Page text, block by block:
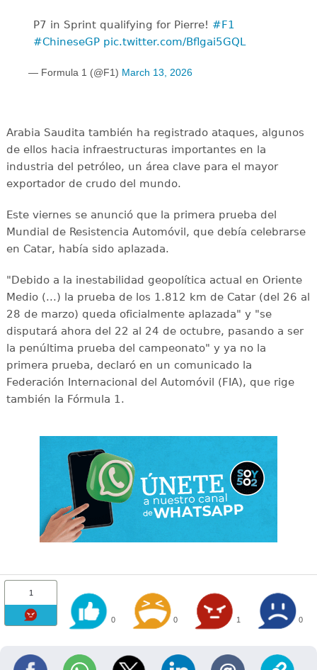
P7 in Sprint qualifying for Pierre! #F1
#ChineseGP pic.twitter.com/Bflgai5GQL
— Formula 1 (@F1) March 13, 2026
Arabia Saudita también ha registrado ataques, algunos
de ellos hacia infraestructuras importantes en la
industria del petróleo, un área clave para el mayor
exportador de crudo del mundo.
Este viernes se anunció que la primera prueba del
Mundial de Resistencia Automóvil, que debía celebrarse
en Catar, había sido aplazada.
"Debido a la inestabilidad geopolítica actual en Oriente
Medio (...) la prueba de los 1.812 km de Catar (del 26 al
28 de marzo) queda oficialmente aplazada" y "se
disputará ahora del 22 al 24 de octubre, pasando a ser
la penúltima prueba del campeonato" y ya no la
primera prueba, declaró en un comunicado la
Federación Internacional del Automóvil (FIA), que rige
también la Fórmula 1.
1
0 0 1 0